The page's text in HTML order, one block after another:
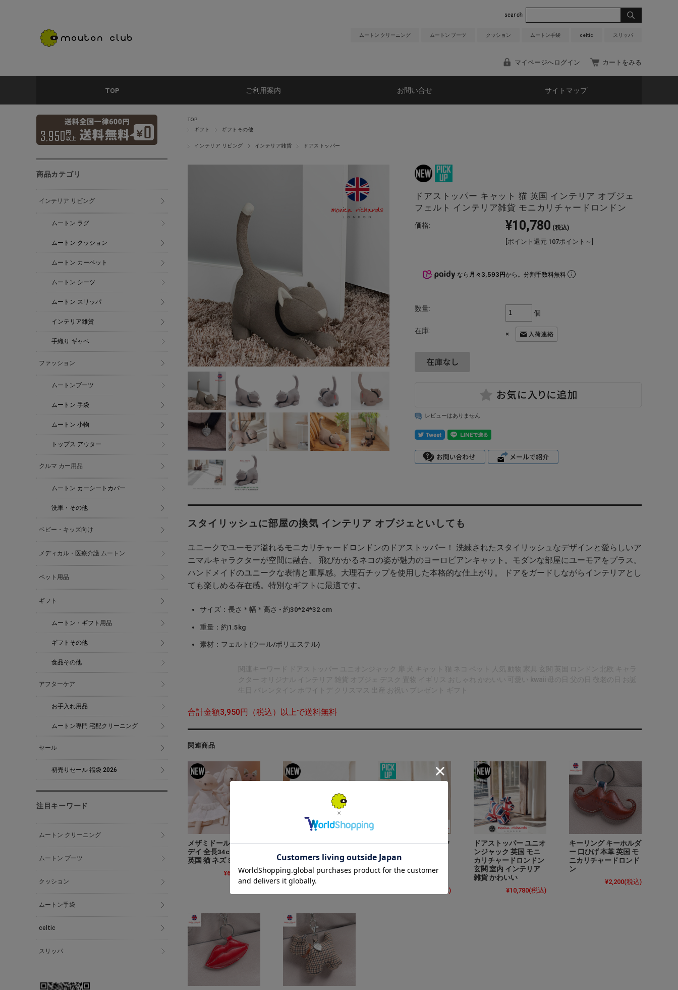
ムートン クリーニング ムートン ブーツ クッション ムートン手袋 celtic スリッパ
マイページへログイン カートをみる
TOP ご利用案内 お問い合せ サイトマップ
TOP
ギフト
ギフトその他
インテリア リビング インテリア雑貨 ドアストッパー
ドアストッパー キャット 猫 英国 インテリア オブジェ
フェルト インテリア雑貨 モニカリチャードロンドン
価格: ¥10,780 (税込)
[ポイント還元 107ポイント～]
なら 月々3,593円から。分割手数料無料
数量:
個
在庫: ×
レビューはありません
スタイリッシュに部屋の換気 インテリア オブジェといしても
ユニークでユーモア溢れるモニカリチャードロンドンのドアストッパー！ 洗練されたスタイリッシュなデザインと愛らしいア
ニマルキャラクターが空間に融合。 飛びかかるネコの姿が魅力のヨーロピアンキャット。モダンな部屋にユーモアをプラス。
ハンドメイドのユニークな表情と重厚感。大理石チップを使用した本格的な仕上がり。 ドアをガードしながらインテリアとし
ても楽しめる存在感。特別なギフトに最適です。
サイズ：長さ＊幅＊高さ - 約30*24*32 cm
重量：約1.5kg
素材：フェルト(ウール/ポリエステル)
関連キーワード ドアストッパー ユニオンジャック 扉 犬 キャット 猫 ネコ ペット 人気 動物 家具 玄関 英国 ロンドン 北欧 キャラ
クター オリジナル インテリア 雑貨 オブジェ デスク 置物 イギリス おしゃれ かわいい 可愛い kwaii 母の日 父の日 敬老の日 お誕
生日 バレンタイン ホワイトデ クリスマス 出産 お祝い プレゼント ギフト
合計金額3,950円（税込）以上で送料無料
関連商品
メザミドールズ サマー
デイ 全長34cm 全３種
英国 猫 ネズミ ウサギ
¥6,930(税込)
メザミドールズ スラン
34cm 全３種 英国 猫
ネズミ ウサギ パジャ
マパーティー
メザミドールズ ディク
34cm 全３種 英国 猫
ネズミ ウサギ アニマ
(税込)
ドアストッパー ユニオ
ンジャック 英国 モニ
カリチャードロンドン
玄関 室内 インテリア
雑貨 かわいい
¥10,780(税込)
キーリング キーホルダ
ー 口ひげ 本革 英国 モ
ニカリチャードロンド
ン
¥2,200(税込)
商品カテゴリ
インテリア リビング
ムートン ラグ
ムートン クッション
ムートン カーペット
ムートン シーツ
ムートン スリッパ
インテリア雑貨
手織り ギャベ
ファッション
ムートンブーツ
ムートン 手袋
ムートン 小物
トップス アウター
クルマ カー用品
ムートン カーシートカバー
洗車・その他
ベビー・キッズ向け
メディカル・医療介護 ムートン
ペット用品
ギフト
ムートン・ギフト用品
ギフトその他
食品その他
アフターケア
お手入れ用品
ムートン専門 宅配クリーニング
セール
初売りセール 福袋 2026
注目キーワード
ムートン クリーニング
ムートン ブーツ
クッション
ムートン手袋
celtic
スリッパ